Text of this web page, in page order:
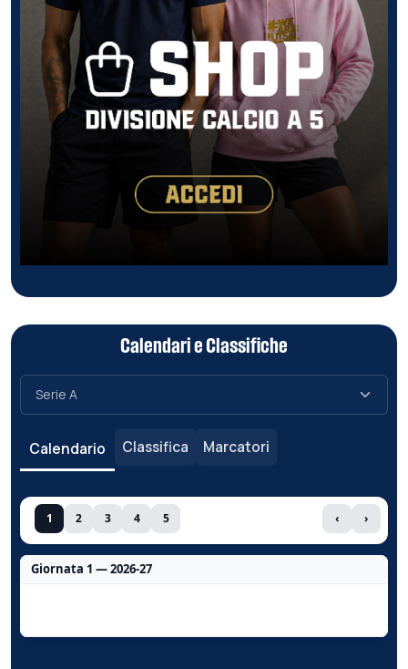
Calendari e Classifiche
Calendario Classifica Marcatori
1 2 3 4 5 ‹ ›
Giornata 1 — 2026-27